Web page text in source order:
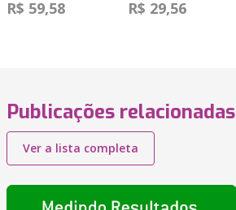
R$ 59,58 R$ 29,56
Publicações relacionadas
Ver a lista completa